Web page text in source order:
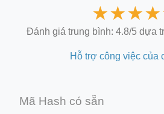
★★★★
Đánh giá trung bình: 4.8/5 dựa
Hỗ trợ công việc của
Mã Hash có sẵn